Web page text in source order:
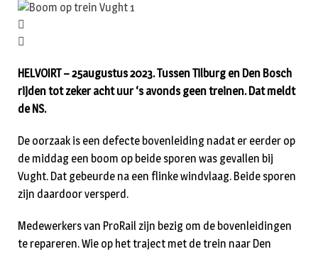
HELVOIRT – 25augustus 2023. Tussen Tilburg en Den Bosch
rijden tot zeker acht uur ‘s avonds geen treinen. Dat meldt
de NS.
De oorzaak is een defecte bovenleiding nadat er eerder op
de middag een boom op beide sporen was gevallen bij
Vught. Dat gebeurde na een flinke windvlaag. Beide sporen
zijn daardoor versperd.
Medewerkers van ProRail zijn bezig om de bovenleidingen
te repareren. Wie op het traject met de trein naar Den